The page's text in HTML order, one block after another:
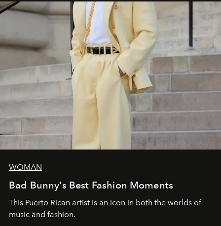
WOMAN
Bad Bunny's Best Fashion Moments
This Puerto Rican artist is an icon in both the worlds of
music and fashion.